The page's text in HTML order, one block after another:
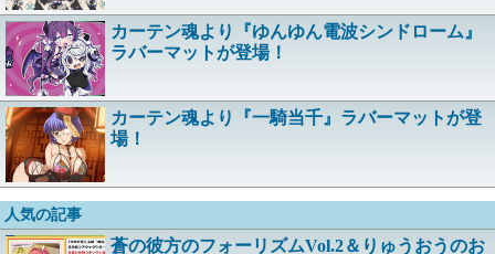
カーテン魂より『ゆんゆん電波シンドローム』
ラバーマットが登場！
カーテン魂より『一騎当千』ラバーマットが登
場！
人気の記事
蒼の彼方のフォーリズムVol.2＆りゅうおうのお